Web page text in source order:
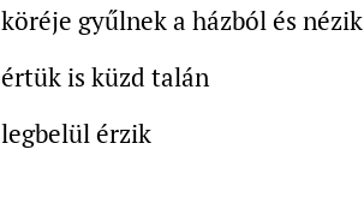
köréje gyűlnek a házból és nézik
értük is küzd talán
legbelül érzik